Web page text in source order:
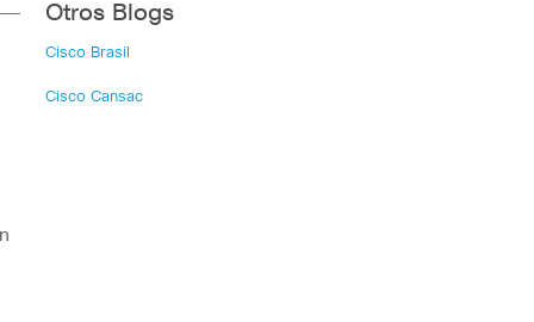
Otros Blogs
Cisco Brasil
Cisco Cansac